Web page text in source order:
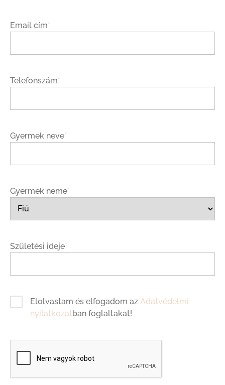
Email cím*
Telefonszám*
Gyermek neve*
Gyermek neme*
Születési ideje*
Elolvastam és elfogadom az Adatvédelmi
nyilatkozatban foglaltakat!